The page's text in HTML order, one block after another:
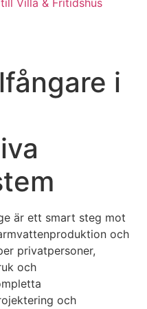
Villa & Fritidshus
i
är ett smart steg mot
och
privatpersoner,
och
och